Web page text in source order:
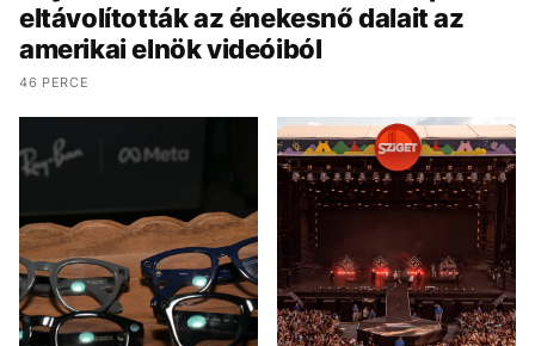
eltávolították az énekesnő dalait az
amerikai elnök videóiból
46 PERCE